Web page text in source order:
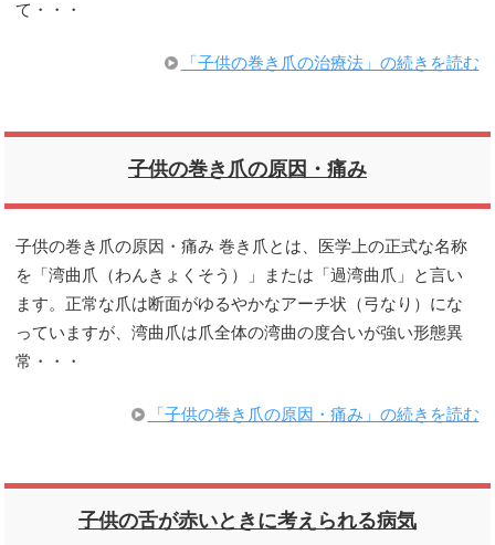
て・・・
「子供の巻き爪の治療法」の続きを読む
子供の巻き爪の原因・痛み
子供の巻き爪の原因・痛み 巻き爪とは、医学上の正式な名称
を「湾曲爪（わんきょくそう）」または「過湾曲爪」と言い
ます。正常な爪は断面がゆるやかなアーチ状（弓なり）にな
っていますが、湾曲爪は爪全体の湾曲の度合いが強い形態異
常・・・
「子供の巻き爪の原因・痛み」の続きを読む
子供の舌が赤いときに考えられる病気